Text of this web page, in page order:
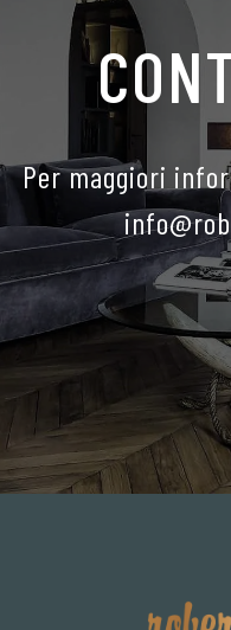
Per maggiori